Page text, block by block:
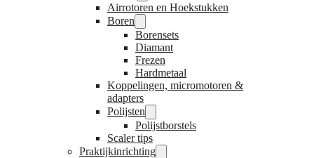
Airrotoren en Hoekstukken
Boren
Borensets
Diamant
Frezen
Hardmetaal
Koppelingen, micromotoren &
adapters
Polijsten
Polijstborstels
Scaler tips
Praktijkinrichting